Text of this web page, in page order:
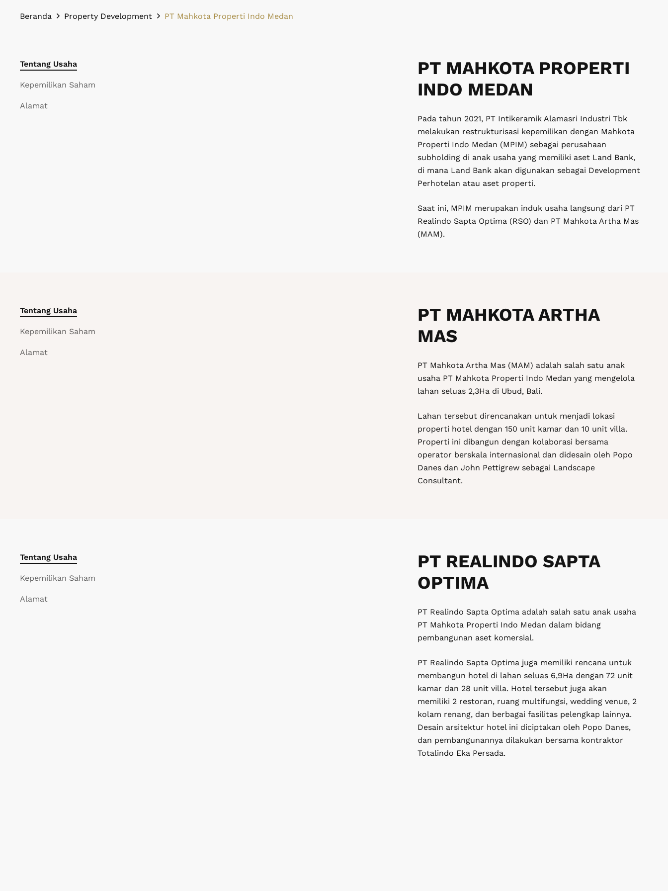
Beranda Property Development PT Mahkota Properti Indo Medan
Tentang Usaha
Kepemilikan Saham
Alamat
PT MAHKOTA PROPERTI
INDO MEDAN
Pada tahun 2021, PT Intikeramik Alamasri Industri Tbk
melakukan restrukturisasi kepemilikan dengan Mahkota
Properti Indo Medan (MPIM) sebagai perusahaan
subholding di anak usaha yang memiliki aset Land Bank,
di mana Land Bank akan digunakan sebagai Development
Perhotelan atau aset properti.
Saat ini, MPIM merupakan induk usaha langsung dari PT
Realindo Sapta Optima (RSO) dan PT Mahkota Artha Mas
(MAM).
Tentang Usaha
Kepemilikan Saham
Alamat
PT MAHKOTA ARTHA
MAS
PT Mahkota Artha Mas (MAM) adalah salah satu anak
usaha PT Mahkota Properti Indo Medan yang mengelola
lahan seluas 2,3Ha di Ubud, Bali.
Lahan tersebut direncanakan untuk menjadi lokasi
properti hotel dengan 150 unit kamar dan 10 unit villa.
Properti ini dibangun dengan kolaborasi bersama
operator berskala internasional dan didesain oleh Popo
Danes dan John Pettigrew sebagai Landscape
Consultant.
Tentang Usaha
Kepemilikan Saham
Alamat
PT REALINDO SAPTA
OPTIMA
PT Realindo Sapta Optima adalah salah satu anak usaha
PT Mahkota Properti Indo Medan dalam bidang
pembangunan aset komersial.
PT Realindo Sapta Optima juga memiliki rencana untuk
membangun hotel di lahan seluas 6,9Ha dengan 72 unit
kamar dan 28 unit villa. Hotel tersebut juga akan
memiliki 2 restoran, ruang multifungsi, wedding venue, 2
kolam renang, dan berbagai fasilitas pelengkap lainnya.
Desain arsitektur hotel ini diciptakan oleh Popo Danes,
dan pembangunannya dilakukan bersama kontraktor
Totalindo Eka Persada.